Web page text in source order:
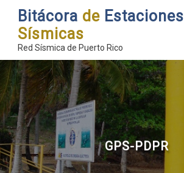
Bitácora de Estaciones
Sísmicas
Red Sísmica de Puerto Rico
GPS-PDPR